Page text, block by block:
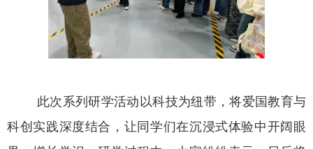
此次系列研学活动以科技为纽带，将爱国教育与
科创实践深度结合，让同学们在沉浸式体验中开阔眼